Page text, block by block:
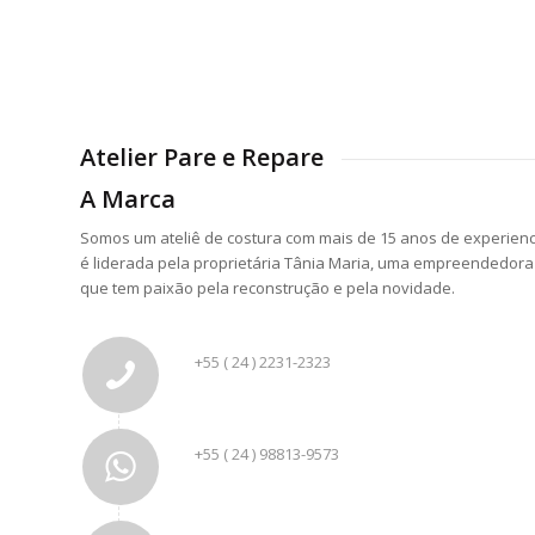
Atelier Pare e Repare
A Marca
Somos um ateliê de costura com mais de 15 anos de
é liderada pela proprietária Tânia Maria, uma
que tem paixão pela reconstrução e pela novidade.
+55 ( 24 ) 2231-2323
+55 ( 24 ) 98813-9573